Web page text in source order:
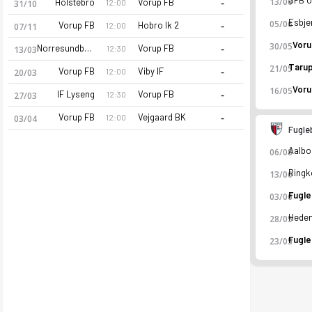
Vorup FB 26-27 sezonu | Danmarksserien Danmarksserien
31/10 12:00
07/11 Vorup FB 12:00 Hobro Ik 2 -
13/03 Norresundby FB 12:30 Vorup FB -
20/03 Vorup FB 12:00 Viby IF -
27/03 IF Lyseng 12:30 Vorup FB -
03/04 Vorup FB 12:00 Vejgaard BK -
05/06
30/05
21/05
16/05
06/08
13/06
03/06
28/05
23/05